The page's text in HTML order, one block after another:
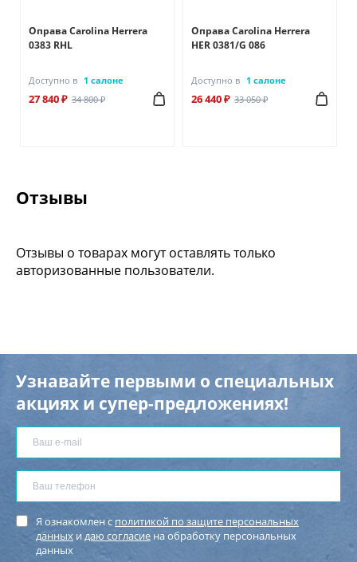
Оправа Carolina Herrera
0383 RHL
Доступно в 1 салоне
27 840 ₽ 34 800 ₽
Оправа Carolina Herrera
HER 0381/G 086
Доступно в 1 салоне
26 440 ₽ 33 050 ₽
Отзывы
Отзывы о товарах могут оставлять только
авторизованные пользователи.
Узнавайте первыми о специальных
акциях и супер-предложениях!
Я ознакомлен с политикой по защите персональных
данных идаю согласие на обработку персональных
данных